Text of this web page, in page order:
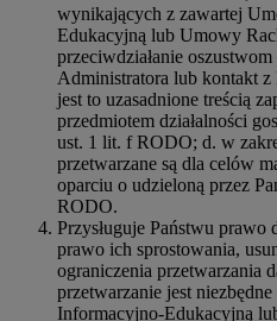
wynikających z zawartej
Edukacyjną lub Umowy
przeciwdziałanie
Administratora lub kontakt z
jest to uzasadnione treścią
przedmiotem działalności
ust. 1 lit. f RODO; d. w
przetwarzane są dla celów
oparciu o udzieloną przez
RODO.
Przysługuje Państwu prawo
prawo ich sprostowania,
ograniczenia przetwarzania
przetwarzanie jest
Informacyjno-Edukacyjną